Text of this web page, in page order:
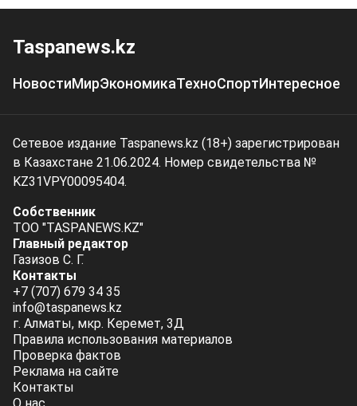
Taspanews.kz
НовостиМирЭкономикаТехноСпортИнтересное
Сетевое издание Taspanews.kz (18+) зарегистрирован
в Казахстане 21.06.2024. Номер свидетельства №
KZ31VPY00095404.
Собственник
ТОО "TASPANEWS.KZ"
Главный редактор
Газизов С. Г.
Контакты
+7 (707) 679 34 35
info@taspanews.kz
г. Алматы, мкр. Керемет, 3Д
Правила использования материалов
Проверка фактов
Реклама на сайте
Контакты